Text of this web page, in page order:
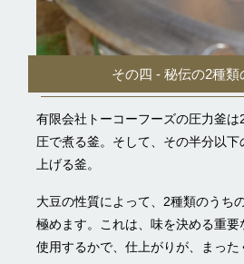
その四 - 秘伝の2種類
有限会社トーコーフーズの圧力釜
圧で煮る釜。そして、その半分以
上げる釜。
大豆の性質によって、2種類のうち
極めます。これは、味を決める重
使用するかで、仕上がりが、まった